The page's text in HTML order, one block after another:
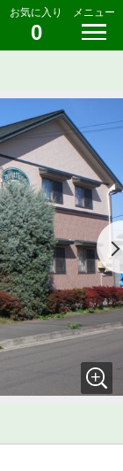
お気に入り
0
メニュー